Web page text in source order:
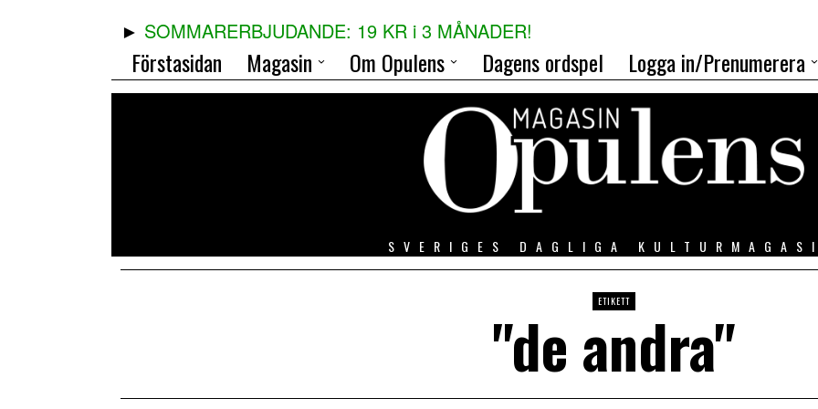
SOMMARERBJUDANDE: 19 KR i 3 MÅNADER!
Förstasidan Magasin Om Opulens Dagens ordspel Logga in/Prenumerera
SVERIGES DAGLIGA
ETIKETT
"de andra"